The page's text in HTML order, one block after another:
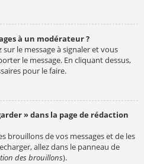
à un modérateur ?
sur le message à signaler et vous
le message. En cliquant dessus,
pour le faire.
» dans la page de rédaction
brouillons de vos messages et de les
allez dans le panneau de
des brouillons).